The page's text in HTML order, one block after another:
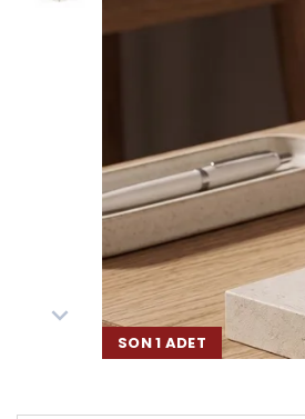
SON 1 ADET